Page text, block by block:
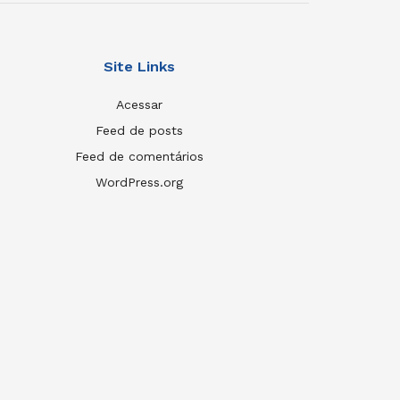
Site Links
Acessar
Feed de posts
Feed de comentários
WordPress.org